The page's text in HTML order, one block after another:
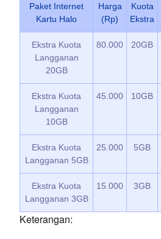
Paket Internet
Kartu Halo
Harga
(Rp)
Kuota
Ekstra
Ekstra Kuota
Langganan
20GB
80.000 20GB
Ekstra Kuota
Langganan
10GB
45.000 10GB
Ekstra Kuota
Langganan 5GB
25.000 5GB
Ekstra Kuota
Langganan 3GB
15.000 3GB
Keterangan: